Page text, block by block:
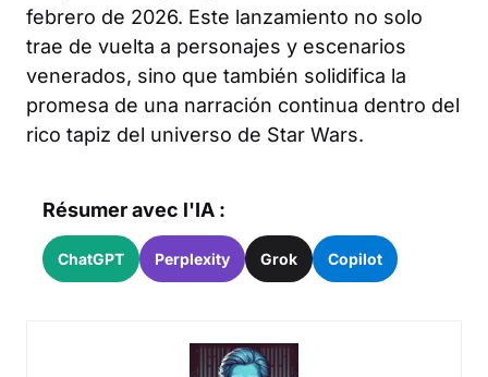
febrero de 2026. Este lanzamiento no solo
trae de vuelta a personajes y escenarios
venerados, sino que también solidifica la
promesa de una narración continua dentro del
rico tapiz del universo de Star Wars.
Résumer avec l'IA :
ChatGPT Perplexity Grok Copilot